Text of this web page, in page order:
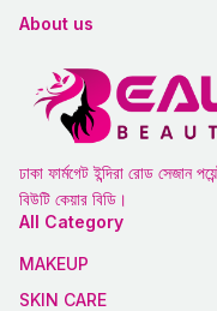
About us
ঢাকা ফার্মগেট ইন্দিরা রোড সেজান
বিউটি কেয়ার বিডি।
All Category
MAKEUP
SKIN CARE